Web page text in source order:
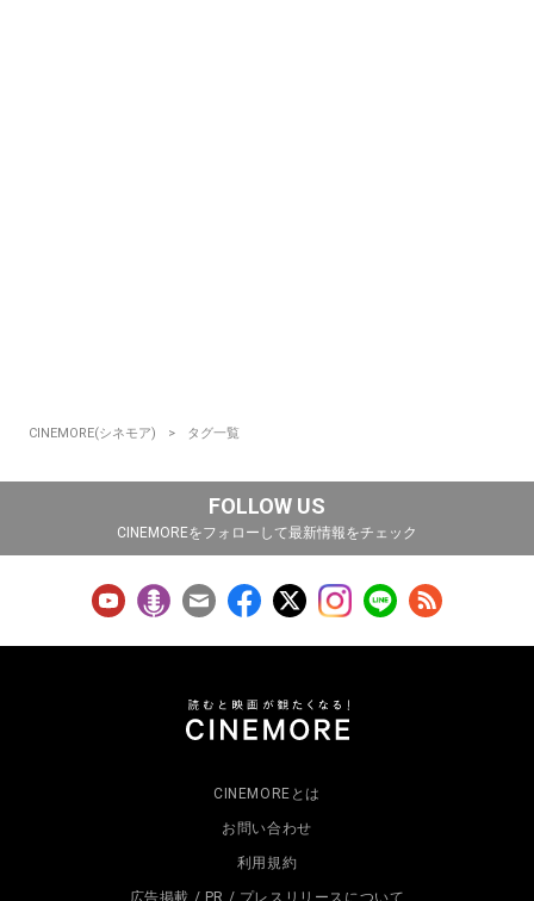
CINEMORE(シネモア) タグ一覧
FOLLOW US
CINEMOREをフォローして最新情報をチェック
CINEMOREとは
お問い合わせ
利用規約
広告掲載 / PR / プレスリリースについて